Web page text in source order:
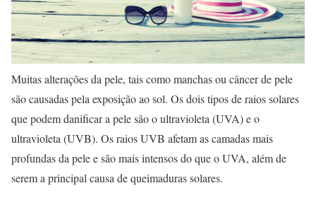
Muitas alterações da pele, tais como manchas ou câncer de pele
são causadas pela exposição ao sol. Os dois tipos de raios solares
que podem danificar a pele são o ultravioleta (UVA) e o
ultravioleta (UVB). Os raios UVB afetam as camadas mais
profundas da pele e são mais intensos do que o UVA, além de
serem a principal causa de queimaduras solares.